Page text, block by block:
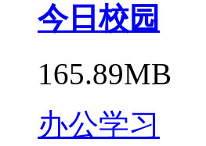
今日校园
165.89MB
办公学习